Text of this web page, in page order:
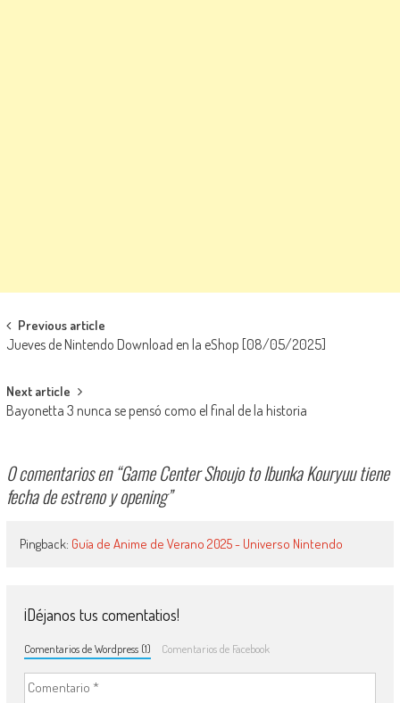
Navegación de entradas
Previous article
Jueves de Nintendo Download en la eShop [08/05/2025]
Next article
Bayonetta 3 nunca se pensó como el final de la historia
0 comentarios en “Game Center Shoujo to Ibunka Kouryuu tiene
fecha de estreno y opening”
Pingback: Guía de Anime de Verano 2025 - Universo Nintendo
¡Déjanos tus comentatios!
Comentarios de Wordpress (1) Comentarios de Facebook